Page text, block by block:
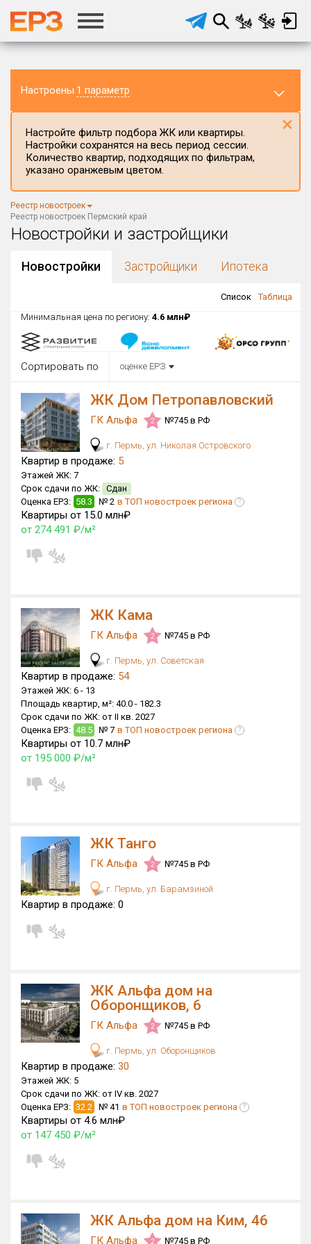
Настроены 1 параметр
Пермский край
Район в регионе
Все
Район в городе
Цена
от
Общая площадь, м²
от
Срок сдачи
от Сдан в 2016
×ДАП
Только новые
Оценка ЕРЗ ЖК
от
с продажами
Рейтинг ЕРЗ
Многоквартирных домов
Блокированных домов
Домов с апартаментами
Поселков таунхаусов
Блокированных домов
Настройте фильтр подбора ЖК или квартиры.
Настройки сохранятся на весь период сессии.
Количество квартир, подходящих по фильтрам,
указано оранжевым цветом.
×
Реестр новостроек
Реестр новостроек Пермский край
Новостройки и застройщики
Новостройки Застройщики Ипотека
Список
Таблица
Минимальная цена по региону: 4.6 млн₽
Сортировать по оценке ЕРЗ
ЖК Дом Петропавловский
ГК Альфа 2 №745 в РФ
г. Пермь, ул. Николая Островского
Квартир в продаже: 5
Этажей ЖК: 7
Срок сдачи по ЖК: Сдан
Оценка ЕРЗ: 58.3 № 2 в ТОП новостроек региона ?
Квартиры от 15.0 млн₽
от 274 491 ₽/м²
ЖК Кама
ГК Альфа 2 №745 в РФ
г. Пермь, ул. Советская
Квартир в продаже: 54
Этажей ЖК: 6 - 13
Площадь квартир, м²: 40.0 - 182.3
Срок сдачи по ЖК: от II кв. 2027
Оценка ЕРЗ: 48.5 № 7 в ТОП новостроек региона ?
Квартиры от 10.7 млн₽
от 195 000 ₽/м²
ЖК Танго
ГК Альфа 2 №745 в РФ
г. Пермь, ул. Барамзиной
Квартир в продаже: 0
ЖК Альфа дом на
Оборонщиков, 6
ГК Альфа 2 №745 в РФ
г. Пермь, ул. Оборонщиков
Квартир в продаже: 30
Этажей ЖК: 5
Срок сдачи по ЖК: от IV кв. 2027
Оценка ЕРЗ: 32.2 № 41 в ТОП новостроек региона ?
Квартиры от 4.6 млн₽
от 147 450 ₽/м²
ЖК Альфа дом на Ким, 46
ГК Альфа 2 №745 в РФ